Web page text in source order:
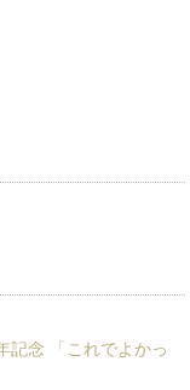
念 「これでよかっ